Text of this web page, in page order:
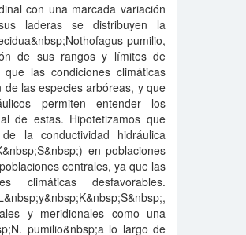
con una marcada variación
laderas se distribuyen la
pumilio,
de sus rangos y límites de
las condiciones climáticas
las especies arbóreas, y que
permiten entender los
de estas. Hipotetizamos que
la conductividad hidráulica
en poblaciones
centrales, ya que las
climáticas desfavorables.
y meridionales como una
pumilio&nbsp;a lo largo de